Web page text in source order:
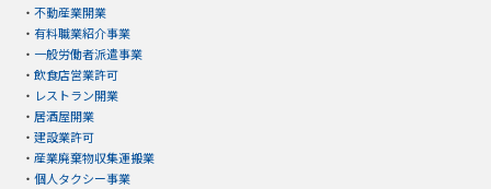
・ 不動産業開業
・ 有料職業紹介事業
・ 一般労働者派遣事業
・ 飲食店営業許可
・ レストラン開業
・ 居酒屋開業
・ 建設業許可
・ 産業廃棄物収集運搬業
・ 個人タクシー事業